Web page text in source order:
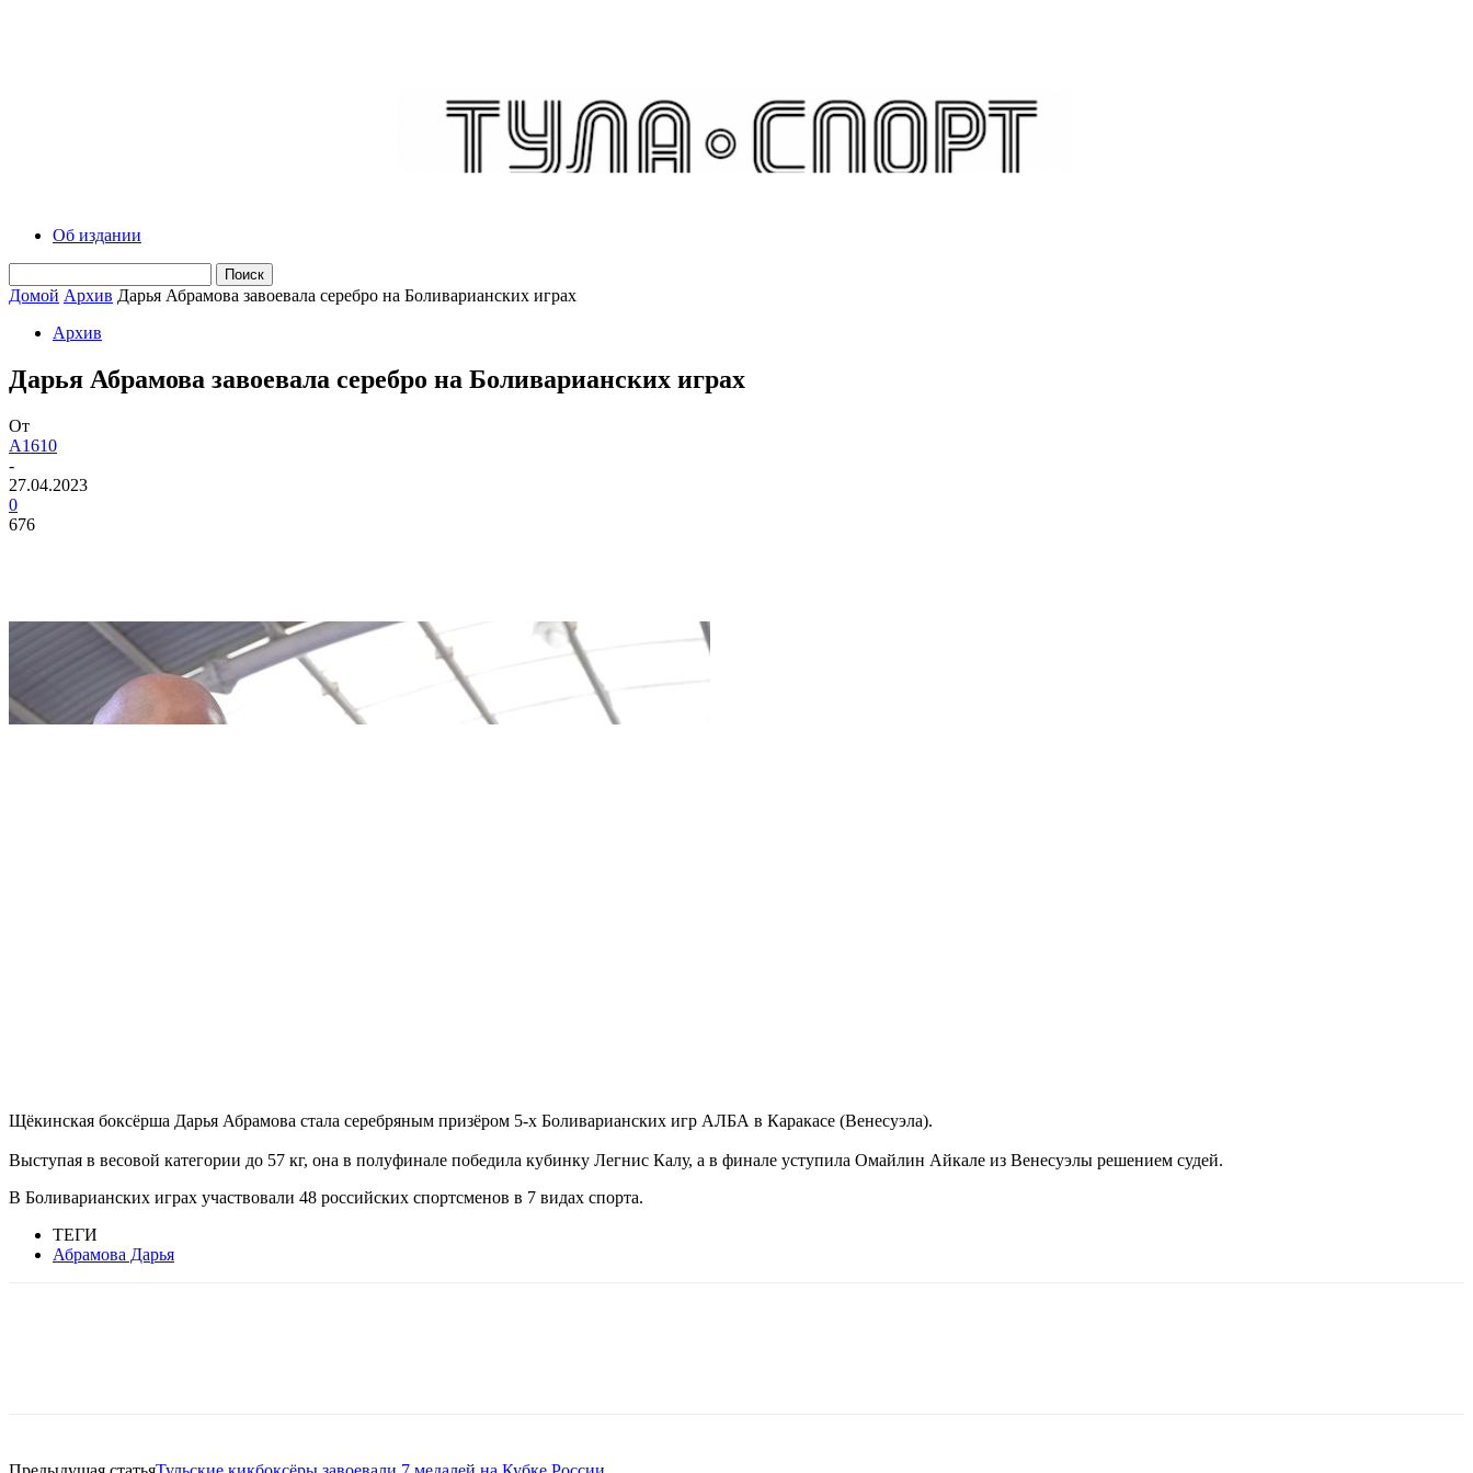
Об издании
Домой Архив Дарья Абрамова завоевала серебро на Боливарианских играх
Архив
Дарья Абрамова завоевала серебро на Боливарианских играх
От
A1610
-
27.04.2023
0
676
Щёкинская боксёрша Дарья Абрамова стала серебряным призёром 5-х Боливарианских игр АЛБА в Каракасе (Венесуэла).
Выступая в весовой категории до 57 кг, она в полуфинале победила кубинку Легнис Калу, а в финале уступила Омайлин Айкале из Венесуэлы решением судей.
В Боливарианских играх участвовали 48 российских спортсменов в 7 видах спорта.
ТЕГИ
Абрамова Дарья